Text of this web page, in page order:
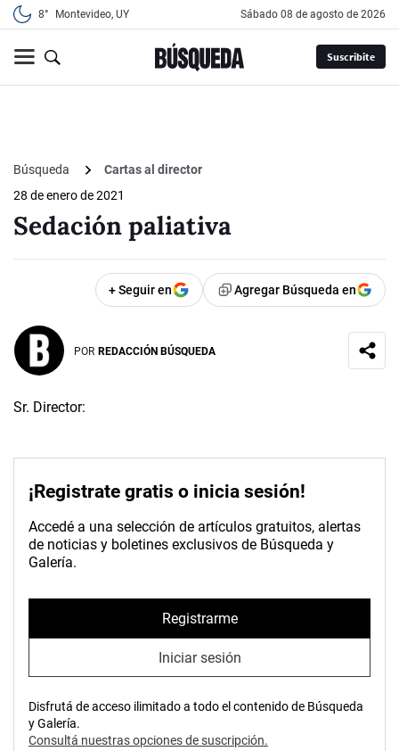
8° Montevideo, UY sábado 08 de agosto de 2026
Suscribite
Búsqueda
Cartas al director
28 de enero de 2021
Sedación paliativa
+ Seguir en Agregar Búsqueda en
POR REDACCIÓN BÚSQUEDA
Sr. Director:
¡Registrate gratis o inicia sesión!
Accedé a una selección de artículos gratuitos, alertas
de noticias y boletines exclusivos de Búsqueda y
Galería.
Registrarme
Iniciar sesión
Disfrutá de acceso ilimitado a todo el contenido de Búsqueda
y Galería.
Consultá nuestras opciones de suscripción.